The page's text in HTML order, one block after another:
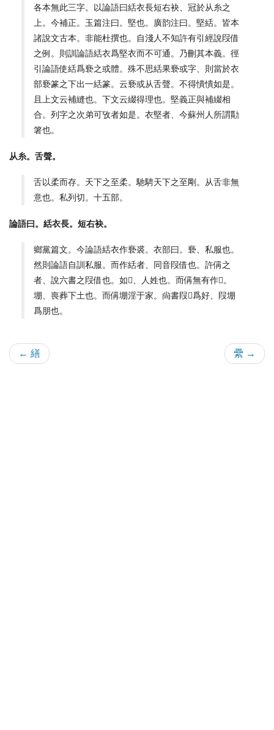
各本無此三字。以論語曰絬衣長短右袂、冠於从糸之
上。今補正。玉篇注曰。堅也。廣韵注曰。堅絬。皆本
諸說文古本。非能杜撰也。自淺人不知許有引經說叚借
之例。則訓論語絬衣爲堅衣而不可通。乃刪其本義。徑
引論語使絬爲䙝之或體。殊不思絬果䙝或字、則當於衣
部䙝篆之下出一絬篆。云䙝或从舌聲。不得憒憒如是。
且上文云補縫也。下文云綴得理也。堅義正與補綴相
合。列字之次弟可攷者如是。衣堅者、今蘇州人所謂勩
箸也。
从糸。舌聲。
舌以柔而存。天下之至柔。馳騁天下之至剛。从舌非無
意也。私列切。十五部。
論語曰。絬衣長。短右袂。
鄉黨篇文。今論語絬衣作䙝裘。衣部曰。䙝、私服也。
然則論語自訓私服。而作絬者、同音叚借也。許偁之
者、說六書之叚借也。如𡚽、人姓也。而偁無有作𡚽。
堋、喪葬下土也。而偁堋淫于家。尙書叚𡚽爲好、叚堋
爲朋也。
← 繕 纍 →